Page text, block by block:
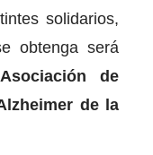
solidarios,
obtenga será
Asociación de
de la